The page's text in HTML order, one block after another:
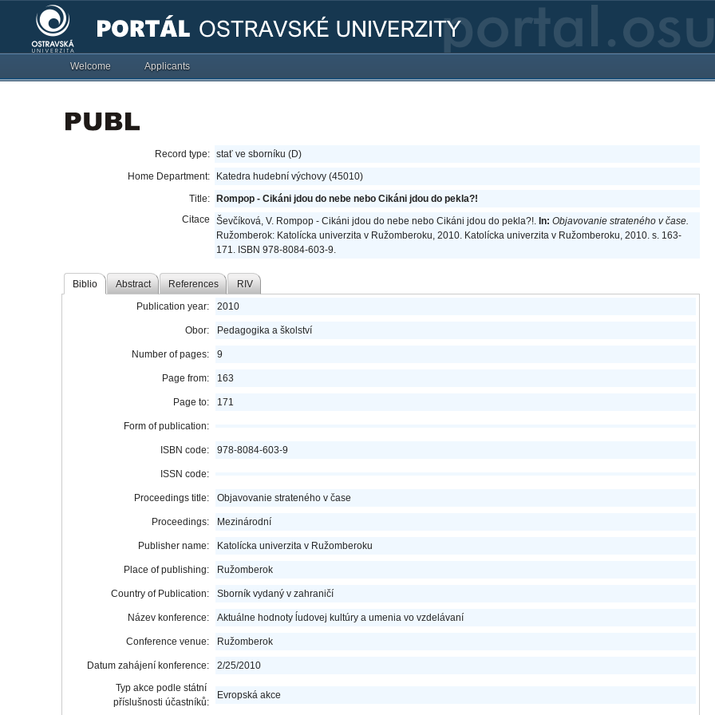
Welcome Applicants
Record type: stať ve sborníku (D)
Home Department:
Katedra hudební výchovy (45010)
Title:
Rompop - Cikáni jdou do nebe nebo Cikáni jdou do pekla?!
Citace
Ševčíková, V. Rompop - Cikáni jdou do nebe nebo Cikáni jdou do pekla?!. In:Objavovanie strateného v čase.
Ružomberok: Katolícka univerzita v Ružomberoku, 2010. Katolícka univerzita v Ružomberoku, 2010. s. 163-
171. ISBN 978-8084-603-9.
Biblio Abstract References RIV
Publication year: 2010
Obor: Pedagogika a školství
Number of pages: 9
Page from: 163
Page to: 171
Form of publication:
ISBN code: 978-8084-603-9
ISSN code:
Proceedings title: Objavovanie strateného v čase
Proceedings: Mezinárodní
Publisher name: Katolícka univerzita v Ružomberoku
Place of publishing: Ružomberok
Country of Publication: Sborník vydaný v zahraničí
Název konference: Aktuálne hodnoty ĺudovej kultúry a umenia vo vzdelávaní
Conference venue: Ružomberok
Datum zahájení konference:
2/25/2010
Typ akce podle státní
příslušnosti účastníků:
Evropská akce